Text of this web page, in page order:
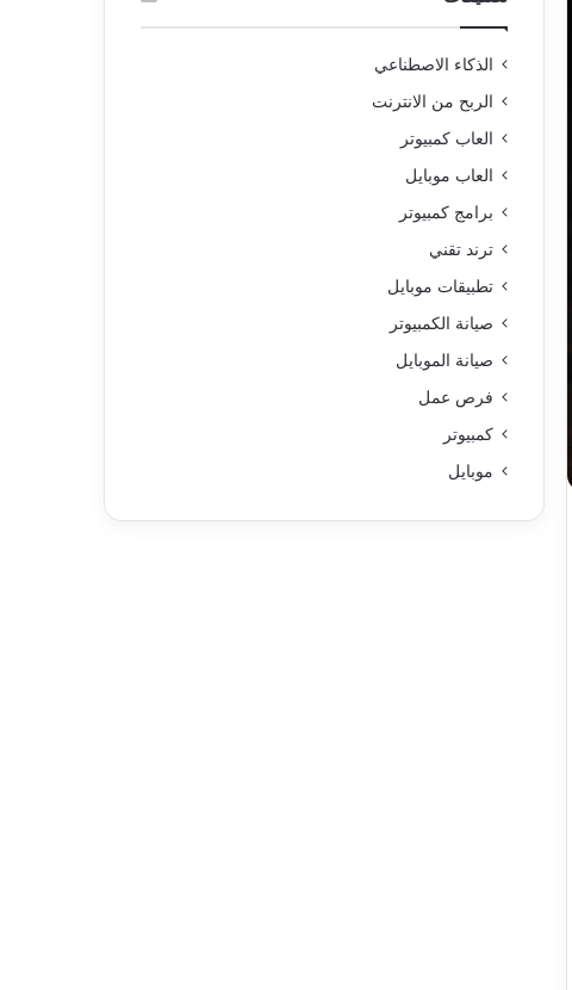
الذكاء الاصطناعي
الربح من الانترنت
العاب كمبيوتر
العاب موبايل
برامج كمبيوتر
ترند تقني
تطبيقات موبايل
صيانة الكمبيوتر
صيانة الموبايل
فرص عمل
كمبيوتر
موبايل